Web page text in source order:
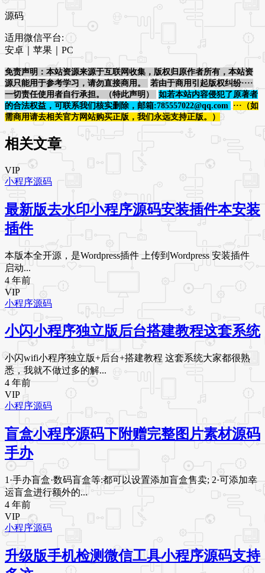
源码
适用微信平台:
安卓｜苹果｜PC
免责声明：本站资源来源于互联网收集，版权归原作者所有，本站资
源只能用于参考学习，请勿直接商用。
若由于商用引起版权纠纷····
一切责任使用者自行承担。（特此声明）
如若本站内容侵犯了原著者
的合法权益，可联系我们核实删除，邮箱:785557022@qq.com
···（如
需商用请去相关官方网站购买正版，我们永远支持正版。）
相关文章
VIP
小程序源码
最新版去水印小程序源码安装插件本安装
插件
本版本全开源，是Wordpress插件 上传到Wordpress 安装插件
启动...
4 年前
VIP
小程序源码
小闪小程序独立版后台搭建教程这套系统
小闪wifi小程序独立版+后台+搭建教程 这套系统大家都很熟
悉，我就不做过多的解...
4 年前
VIP
小程序源码
盲盒小程序源码下附赠完整图片素材源码
手办
1·手办盲盒·数码盲盒等:都可以设置添加盲盒售卖; 2·可添加幸
运盲盒进行额外的...
4 年前
VIP
小程序源码
升级版手机检测微信工具小程序源码支持